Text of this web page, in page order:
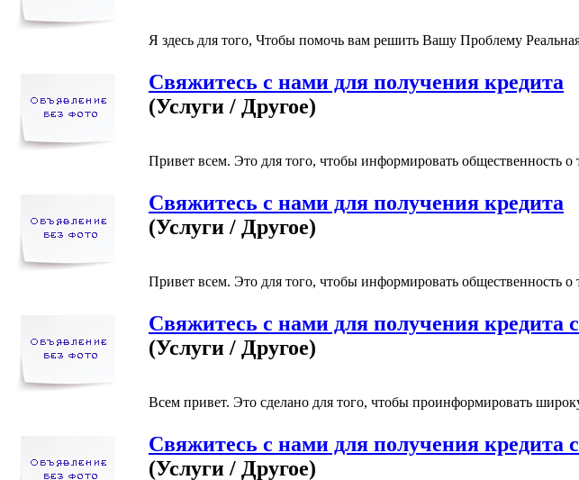
Я здесь для того, Чтобы помочь вам решить Вашу Проблему
Свяжитесь с нами для получения кредита
(Услуги / Другое)
Привет всем. Это для того, чтобы информировать общественность
Свяжитесь с нами для получения кредита
(Услуги / Другое)
Привет всем. Это для того, чтобы информировать общественность
Свяжитесь с нами для получения кредита
(Услуги / Другое)
Всем привет. Это сделано для того, чтобы проинформировать
Свяжитесь с нами для получения кредита
(Услуги / Другое)